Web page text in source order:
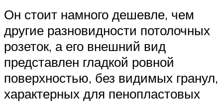
Он стоит намного дешевле, чем
другие разновидности потолочных
розеток, а его внешний вид
представлен гладкой ровной
поверхностью, без видимых гранул,
характерных для пенопластовых